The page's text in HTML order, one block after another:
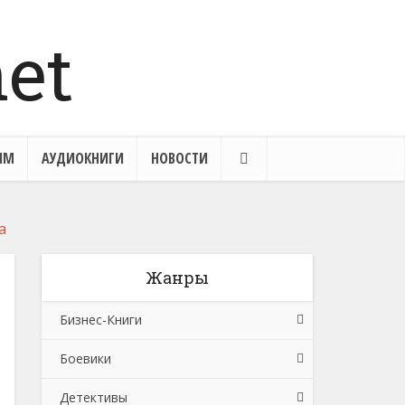
АУДИОКНИГИ НОВОСТИ
Жанры
Бизнес-Книги
Банковское дело
Бухучет, налогообложение, аудит
Боевики
Боевики: Прочее
Детективы